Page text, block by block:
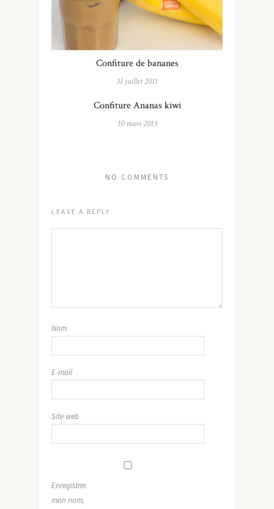
Confiture de bananes
31 juillet 2011
Confiture Ananas kiwi
10 mars 2013
NO COMMENTS
LEAVE A REPLY
Nom
E-mail
Site web
Enregistrer
mon nom,